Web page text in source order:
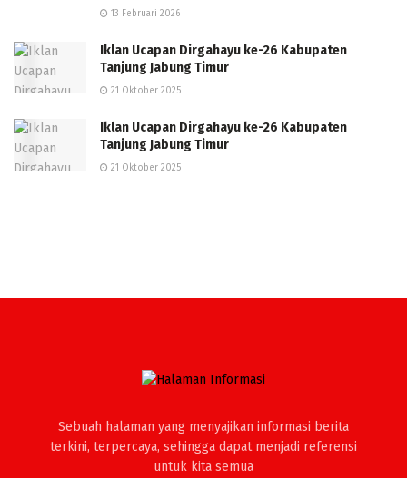
13 Februari 2026
Iklan Ucapan Dirgahayu ke-26 Kabupaten
Tanjung Jabung Timur
21 Oktober 2025
Iklan Ucapan Dirgahayu ke-26 Kabupaten
Tanjung Jabung Timur
21 Oktober 2025
Sebuah halaman yang menyajikan informasi berita
terkini, terpercaya, sehingga dapat menjadi referensi
untuk kita semua